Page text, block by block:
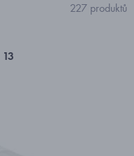
227 produktů
13